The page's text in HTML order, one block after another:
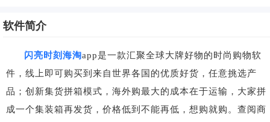
软件简介
闪亮时刻海淘app是一款汇聚全球大牌好物的时尚购物软
件，线上即可购买到来自世界各国的优质好货，任意挑选产
品；创新集货拼箱模式，海外购最大的成本在于运输，大家拼
成一个集装箱再发货，价格低到不能再低，想购就购。查阅商